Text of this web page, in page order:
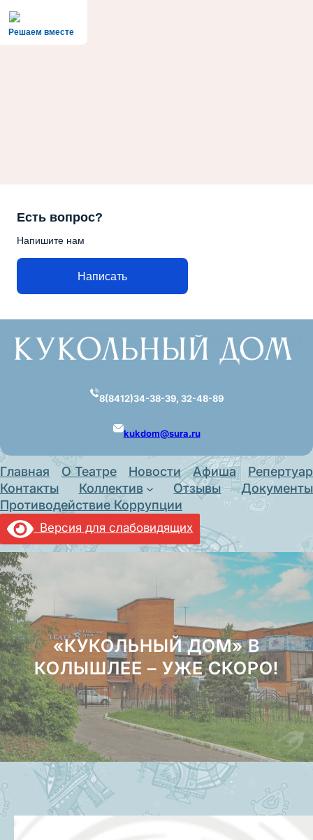
Решаем вместе
Есть вопрос?
Напишите нам
Написать
содержимому
8(8412)34-38-39, 32-48-89
kukdom@sura.ru
Главная О Театре Новости Афиша
Репертуар
Контакты
Коллектив Отзывы
Документы
Противодействие Коррупции
Версия для слабовидящих
«КУКОЛЬНЫЙ ДОМ» В
КОЛЫШЛЕЕ – УЖЕ СКОРО!